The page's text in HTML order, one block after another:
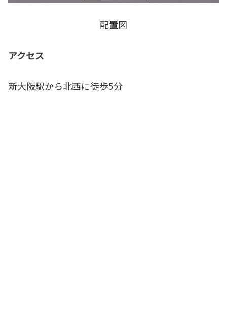
配置図
アクセス
新大阪駅から北西に徒歩5分